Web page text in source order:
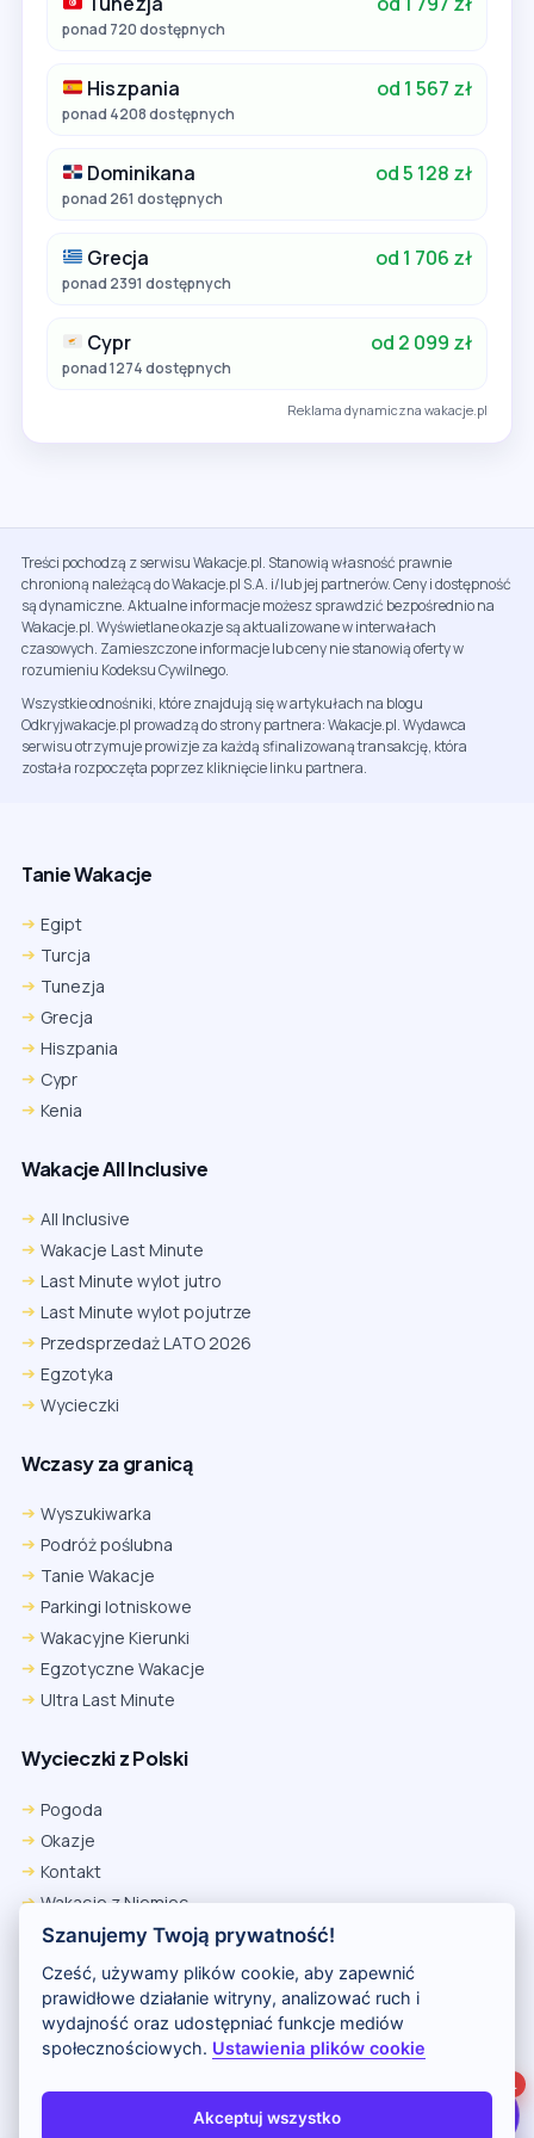
ponad 720 dostępnych
Hiszpania od 1 567 zł
ponad 4208 dostępnych
Dominikana od 5 128 zł
ponad 261 dostępnych
Grecja od 1 706 zł
ponad 2391 dostępnych
Cypr od 2 099 zł
ponad 1274 dostępnych
Reklama dynamiczna wakacje.pl
Treści pochodzą z serwisu Wakacje.pl. Stanowią własność prawnie
chronioną należącą do Wakacje.pl S.A. i/lub jej partnerów. Ceny i dostępność
są dynamiczne. Aktualne informacje możesz sprawdzić bezpośrednio na
Wakacje.pl. Wyświetlane okazje są aktualizowane w interwałach
czasowych. Zamieszczone informacje lub ceny nie stanowią oferty w
rozumieniu Kodeksu Cywilnego.
Wszystkie odnośniki, które znajdują się w artykułach na blogu
Odkryjwakacje.pl prowadzą do strony partnera: Wakacje.pl. Wydawca
serwisu otrzymuje prowizje za każdą sfinalizowaną transakcję, która
została rozpoczęta poprzez kliknięcie linku partnera.
Tanie Wakacje
Egipt
Turcja
Tunezja
Grecja
Hiszpania
Cypr
Kenia
Wakacje All Inclusive
All Inclusive
Wakacje Last Minute
Last Minute wylot jutro
Last Minute wylot pojutrze
Przedsprzedaż LATO 2026
Egzotyka
Wycieczki
Wczasy za granicą
Wyszukiwarka
Podróż poślubna
Tanie Wakacje
Parkingi lotniskowe
Wakacyjne Kierunki
Egzotyczne Wakacje
Ultra Last Minute
Wycieczki z Polski
Pogoda
Okazje
Kontakt
Wakacje z Niemiec
Polityka Prywatności
Wakacje w Egipcie
Rankingi hoteli
Kontakt i reklama
Polityka prywatności
Copyright (c) 2026 Odkryj Wakacje
1
Firefox
Ustawienia → Prywatność i bezpieczeństwo → Pliki cookie innych
firm → ustaw „Zezwalaj”.
Na czas rezerwacji nie blokuj cookies i śledzenia dla tej witryny.
Szanujemy Twoją prywatność!
Cześć, używamy plików cookie, aby zapewnić
prawidłowe działanie witryny, analizować ruch i
wydajność oraz udostępniać funkcje mediów
społecznościowych. Ustawienia plików cookie
Akceptuj wszystko